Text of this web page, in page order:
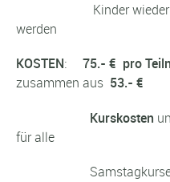
Kinder wieder an
werden
KOSTEN: 75.- € pro
zusammen aus 53.- €
Kurskosten
für alle
Samstagkurse bis